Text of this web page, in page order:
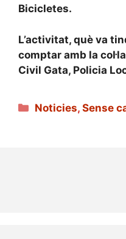
Bicicletes.
L’activitat, què va
comptar amb la
Civil Gata, Policia
Categories
Noticies,Sense